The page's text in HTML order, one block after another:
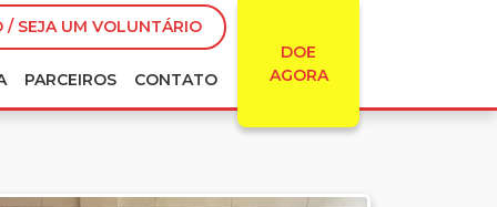
/ SEJA UM VOLUNTÁRIO
DOE
AGORA
PARCEIROS CONTATO